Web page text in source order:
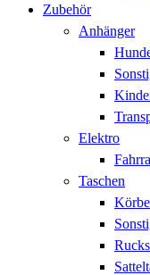
Zubehör
Anhänger
Elektro
Taschen
Körbe